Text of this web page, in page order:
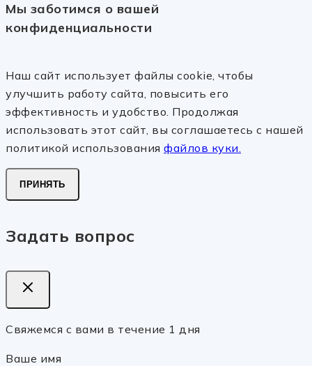
Мы заботимся о вашей
конфиденциальности
Наш сайт использует файлы cookie, чтобы
улучшить работу сайта, повысить его
эффективность и удобство. Продолжая
использовать этот сайт, вы соглашаетесь с нашей
политикой использования файлов куки.
ПРИНЯТЬ
Задать вопрос
Свяжемся с вами в течение 1 дня
Ваше имя